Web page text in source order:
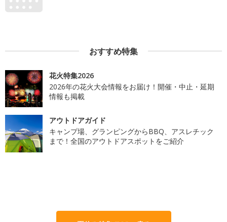
おすすめ特集
花火特集2026
2026年の花火大会情報をお届け！開催・中止・延期
情報も掲載
アウトドアガイド
キャンプ場、グランピングからBBQ、アスレチック
まで！全国のアウトドアスポットをご紹介